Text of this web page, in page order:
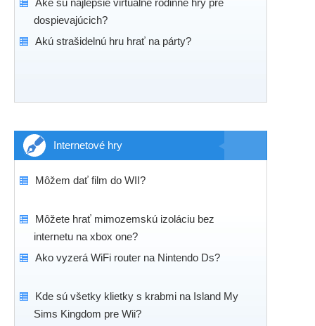
Aké sú najlepšie virtuálne rodinné hry pre
dospievajúcich?
Akú strašidelnú hru hrať na párty?
Internetové hry
Môžem dať film do WII?
Môžete hrať mimozemskú izoláciu bez
internetu na xbox one?
Ako vyzerá WiFi router na Nintendo Ds?
Kde sú všetky klietky s krabmi na Island My
Sims Kingdom pre Wii?